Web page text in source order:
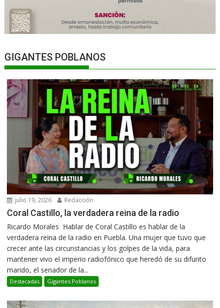
GIGANTES POBLANOS
julio 19, 2026 Redacción
Coral Castillo, la verdadera reina de la radio
Ricardo Morales Hablar de Coral Castillo es hablar de la
verdadera reina de la radio en Puebla. Una mujer que tuvo que
crecer ante las circunstancias y los golpes de la vida, para
mantener vivo el imperio radiofónico que heredó de su difunto
marido, el senador de la...
Destacadas Gigantes Poblanos